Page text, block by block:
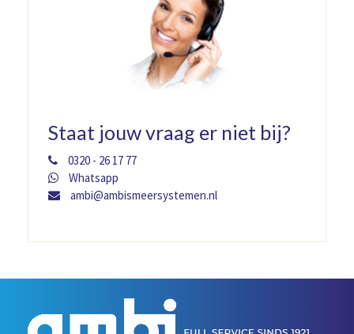
Staat jouw vraag er niet bij?
0320 - 26 17 77
Whatsapp
ambi@ambismeersystemen.nl